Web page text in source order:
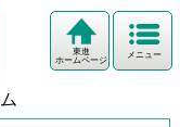
メニュー
東進
ホームページ